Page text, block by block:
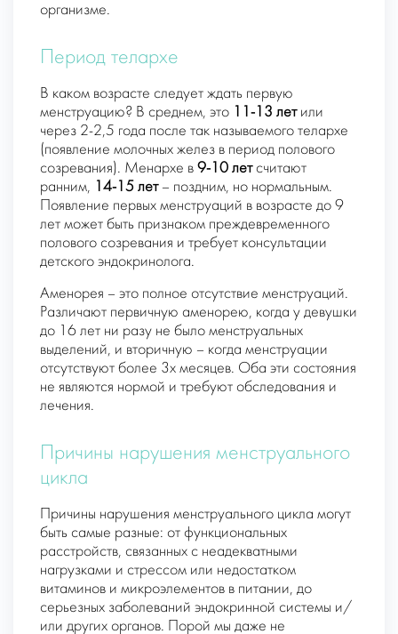
организме.
Период телархе
В каком возрасте следует ждать первую
менструацию? В среднем, это
11-13 летили
через 2-2,5 года после так называемого телархе
(появление молочных желез в период полового
созревания). Менархе в 9-10 летсчитают
ранним,
14-15 лет– поздним, но нормальным.
Появление первых менструаций в возрасте до 9
лет может быть признаком преждевременного
полового созревания и требует консультации
детского эндокринолога.
Аменорея – это полное отсутствие менструаций.
Различают первичную аменорею, когда у девушки
до 16 лет ни разу не было менструальных
выделений, и вторичную – когда менструации
отсутствуют более 3х месяцев. Оба эти состояния
не являются нормой и требуют обследования и
лечения.
Причины нарушения менструального
цикла
Причины нарушения менструального цикла могут
быть самые разные: от функциональных
расстройств, связанных с неадекватными
нагрузками и стрессом или недостатком
витаминов и микроэлементов в питании, до
серьезных заболеваний эндокринной системы и/
или других органов. Порой мы даже не